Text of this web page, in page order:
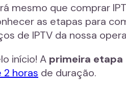
mesmo que comprar
as etapas para
de IPTV da nossa
início! A primeira etapa
2 horas de duração.